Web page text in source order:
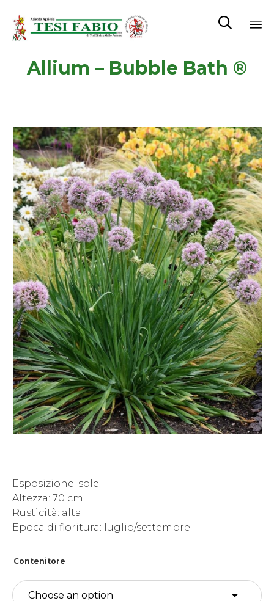

Allium – Bubble Bath ®
Esposizione: sole
Altezza: 70 cm
Rusticità: alta
Epoca di fioritura: luglio/settembre
Contenitore